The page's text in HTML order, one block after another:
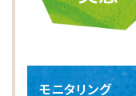
モニタリング